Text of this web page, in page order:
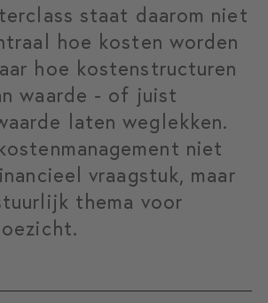
staat daarom niet
hoe kosten worden
hoe kostenstructuren
waarde - of juist
laten weglekken.
niet
vraagstuk, maar
thema voor